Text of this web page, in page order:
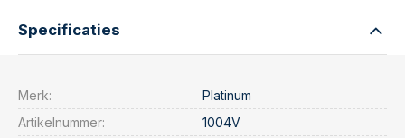
Specificaties
Merk:
Platinum
Artikelnummer:
1004V